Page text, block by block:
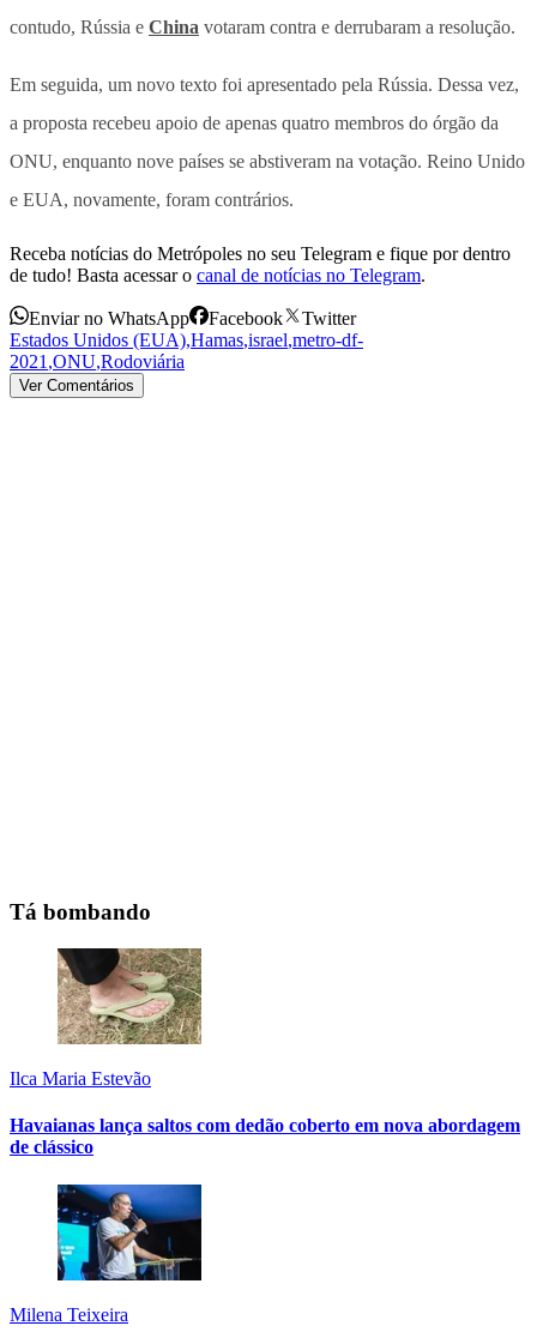
contudo, Rússia e China votaram contra e derrubaram a resolução.
Em seguida, um novo texto foi apresentado pela Rússia. Dessa vez,
a proposta recebeu apoio de apenas quatro membros do órgão da
ONU, enquanto nove países se abstiveram na votação. Reino Unido
e EUA, novamente, foram contrários.
Receba notícias do Metrópoles no seu Telegram e fique por dentro
de tudo! Basta acessar o canal de notícias no Telegram.
Enviar no WhatsApp Facebook
Twitter
Estados Unidos (EUA),Hamas,israel,metro-df-
2021 ,ONU,Rodoviária
Ver Comentários
Tá bombando
Ilca Maria Estevão
Havaianas lança saltos com dedão coberto em nova abordagem
de clássico
Milena Teixeira